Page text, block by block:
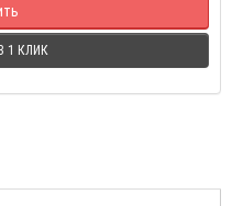
1 КЛИК